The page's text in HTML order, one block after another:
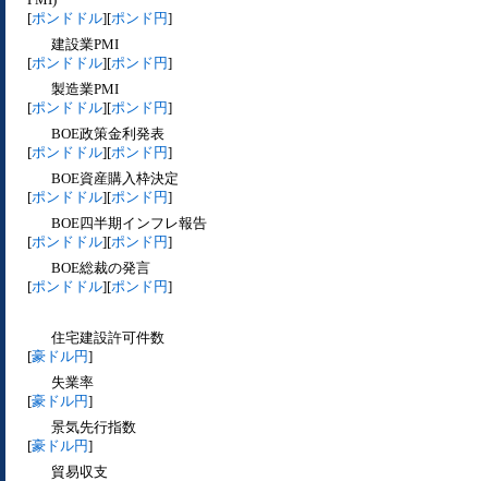
[ポンドドル][ポンド円]
建設業PMI
[ポンドドル][ポンド円]
製造業PMI
[ポンドドル][ポンド円]
BOE政策金利発表
[ポンドドル][ポンド円]
BOE資産購入枠決定
[ポンドドル][ポンド円]
BOE四半期インフレ報告
[ポンドドル][ポンド円]
BOE総裁の発言
[ポンドドル][ポンド円]
住宅建設許可件数
[豪ドル円]
失業率
[豪ドル円]
景気先行指数
[豪ドル円]
貿易収支